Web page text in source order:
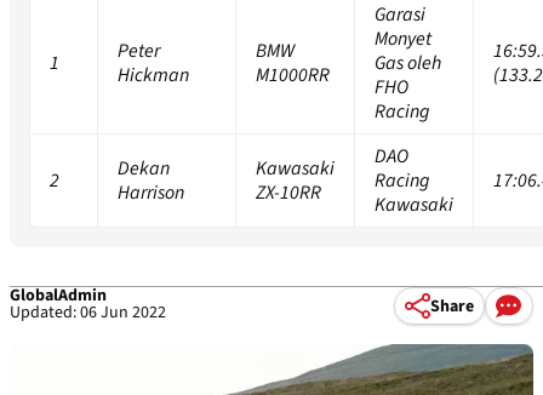
1
Peter
Hickman
BMW
M1000RR
Garasi
Monyet
Gas oleh
FHO
Racing
2
Dekan
Harrison
Kawasaki
ZX-10RR
DAO
Racing
Kawasaki
GlobalAdmin
Updated: 06 Jun 2022 Share